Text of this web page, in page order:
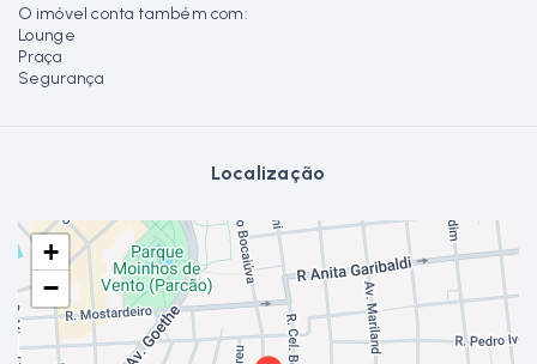
O imóvel conta também com:
Lounge
Praça
Segurança
Localização
+
−